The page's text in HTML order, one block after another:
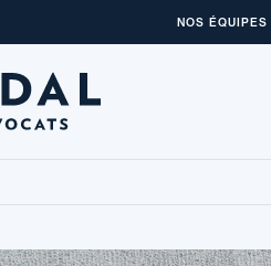
NOS ÉQUIPES